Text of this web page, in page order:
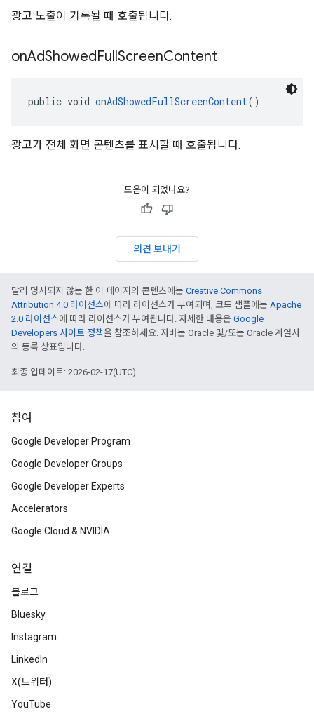
광고 노출이 기록될 때 호출됩니다.
onAdShowedFullScreenContent
public void onAdShowedFullScreenContent()
광고가 전체 화면 콘텐츠를 표시할 때 호출됩니다.
도움이 되었나요?
의견 보내기
달리 명시되지 않는 한 이 페이지의 콘텐츠에는 Creative Commons
Attribution 4.0 라이선스에 따라 라이선스가 부여되며, 코드 샘플에는 Apache
2.0 라이선스에 따라 라이선스가 부여됩니다. 자세한 내용은 Google
Developers 사이트 정책을 참조하세요. 자바는 Oracle 및/또는 Oracle 계열사
의 등록 상표입니다.
최종 업데이트: 2026-02-17(UTC)
참여
Google Developer Program
Google Developer Groups
Google Developer Experts
Accelerators
Google Cloud & NVIDIA
연결
블로그
Bluesky
Instagram
LinkedIn
X(트위터)
YouTube